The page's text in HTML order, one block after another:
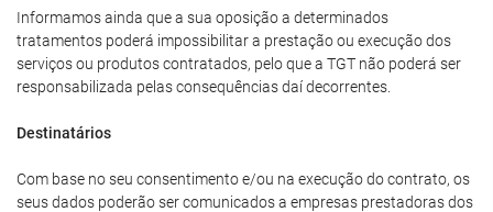
Informamos ainda que a sua oposição a determinados
tratamentos poderá impossibilitar a prestação ou execução dos
serviços ou produtos contratados, pelo que a TGT não poderá ser
responsabilizada pelas consequências daí decorrentes.
Destinatários
Com base no seu consentimento e/ou na execução do contrato, os
seus dados poderão ser comunicados a empresas prestadoras dos